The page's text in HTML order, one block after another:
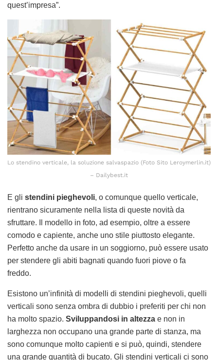
quest’impresa”.
Lo stendino verticale, la soluzione salvaspazio (Foto Sito Leroymerlin.it)
– Dailybest.it
E gli stendini pieghevoli, o comunque quello verticale,
rientrano sicuramente nella lista di queste novità da
sfruttare. Il modello in foto, ad esempio, oltre a essere
comodo e capiente, anche uno stile piuttosto elegante.
Perfetto anche da usare in un soggiorno, può essere usato
per stendere gli abiti bagnati quando fuori piove o fa
freddo.
Esistono un’infinità di modelli di stendini pieghevoli, quelli
verticali sono senza ombra di dubbio i preferiti per chi non
ha molto spazio. Sviluppandosi in altezza e non in
larghezza non occupano una grande parte di stanza, ma
sono comunque molto capienti e si può, quindi, stendere
una grande quantità di bucato. Gli stendini verticali ci sono